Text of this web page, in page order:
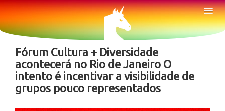
Sobre
Notícias
Fórum Cultura + Diversidade
acontecerá no Rio de Janeiro O
intento é incentivar a visibilidade de
grupos pouco representados